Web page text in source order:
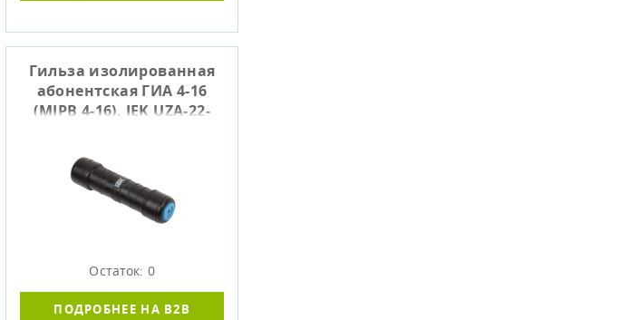
Гильза изолированная
абонентская ГИА 4-16
(MJPB 4-16), IEK UZA-22-
Остаток: 0
ПОДРОБНЕЕ НА B2B